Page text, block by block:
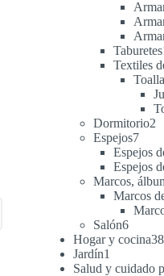
Taburetes
Textiles
Dormitorio2
Espejos77
Espejos
Espejos
Marcos,
Marcos
Salón66
Hogar y cocina38
Jardín1
producto
Salud y cuidado